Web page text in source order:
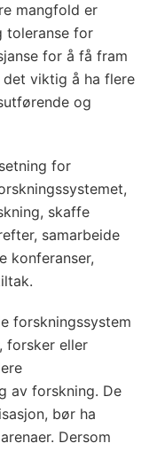
mangfold er
toleranse for
for å få fram
det viktig å ha flere
og
for
skaffe
samarbeide
konferanser,
forskningssystem
forsker eller
av forskning. De
bør ha
Dersom